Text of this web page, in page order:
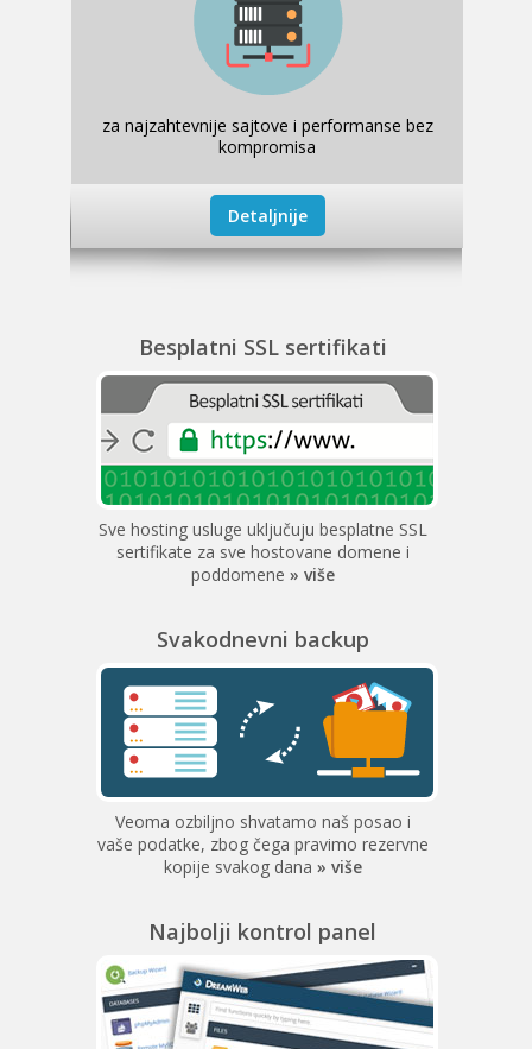
za najzahtevnije sajtove i performanse bez
kompromisa
Detaljnije
Besplatni SSL sertifikati
Sve hosting usluge uključuju besplatne SSL
sertifikate za sve hostovane domene i
poddomene » više
Svakodnevni backup
Veoma ozbiljno shvatamo naš posao i
vaše podatke, zbog čega pravimo rezervne
kopije svakog dana » više
Najbolji kontrol panel